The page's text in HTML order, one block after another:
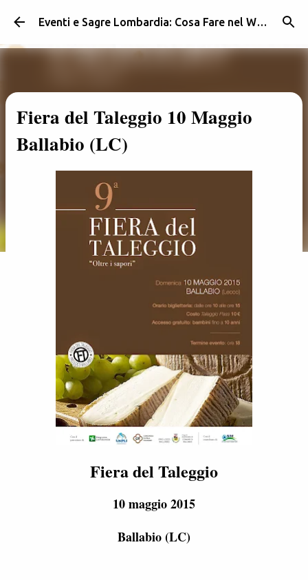
Passa ai contenuti principali Eventi e Sagre Lombardia: Cosa Fare nel Weekend | Weekendidea
Fiera del Taleggio 10 Maggio
Ballabio (LC)
Fiera del Taleggio
10 maggio 2015
Ballabio (LC)